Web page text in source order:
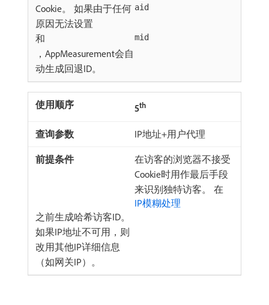
Cookie。 如果由于任何
原因无法设置
aid
和 mid
，AppMeasurement会自
动生成回退ID。
5th
IP地址+用户代理
在访客的浏览器不接受
Cookie时用作最后手段
来识别独特访客。 在
IP模糊处理
之前生成哈希访客ID。
如果IP地址不可用，则
改用其他IP详细信息
（如网关IP）。